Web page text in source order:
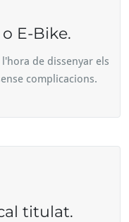
E-Bike.
de dissenyar els
complicacions.
titulat.